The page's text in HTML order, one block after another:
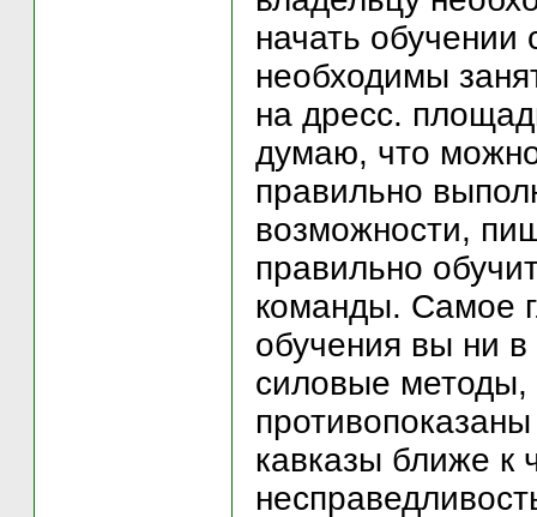
начать
необходимы
на дресс.
думаю, что
правильно
возможности,
правильно
команды. Самое
обучения вы ни
силовые
кавказы ближе к